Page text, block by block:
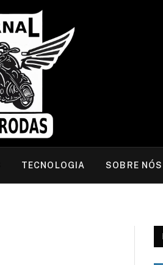
TECNOLOGIA SOBRE NÓS